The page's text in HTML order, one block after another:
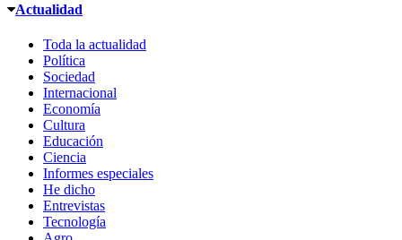
Actualidad
Toda la actualidad
Política
Sociedad
Internacional
Economía
Cultura
Educación
Ciencia
Informes especiales
He dicho
Entrevistas
Tecnología